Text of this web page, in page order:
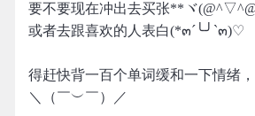
要不要现在冲出去买张**ヾ
或者去跟喜欢的人表白(*๓´╰╯`๓)♡
得赶快背一百个单词缓和一下情绪
＼（￣︶￣）／